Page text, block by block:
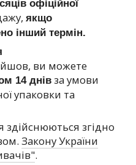
офіційної
якщо
інший термін.
ви можете
14 днів за умови
упаковки та
згідно
Закону України
.